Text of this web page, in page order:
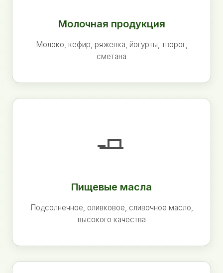
Молочная продукция
Молоко, кефир, ряженка, йогурты, творог,
сметана
🧈
Пищевые масла
Подсолнечное, оливковое, сливочное масло,
высокого качества